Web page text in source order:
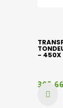
- 450X